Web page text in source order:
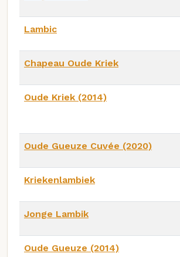
Lambic
Chapeau Oude Kriek
Oude Kriek (2014)
Oude Gueuze Cuvée (2020)
Kriekenlambiek
Jonge Lambik
Oude Gueuze (2014)